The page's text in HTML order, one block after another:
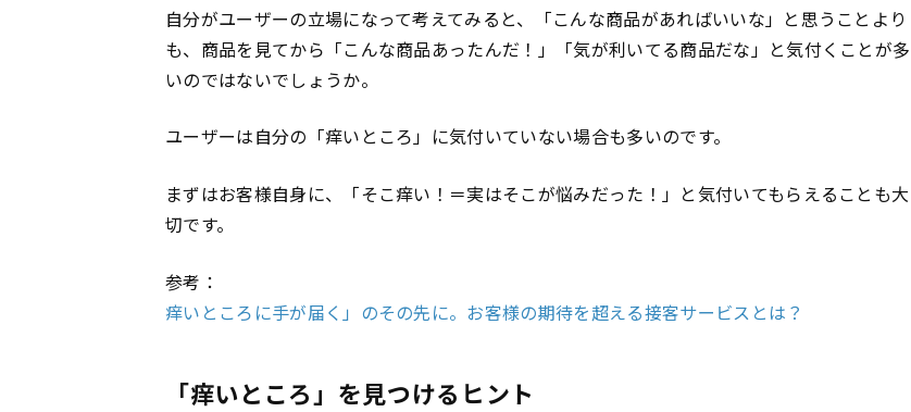
自分がユーザーの立場になって考えてみると、「こんな商品があればいいな」と思うことより
も、商品を見てから「こんな商品あったんだ！」「気が利いてる商品だな」と気付くことが多
いのではないでしょうか。
ユーザーは自分の「痒いところ」に気付いていない場合も多いのです。
まずはお客様自身に、「そこ痒い！＝実はそこが悩みだった！」と気付いてもらえることも大
切です。
参考：
痒いところに手が届く」のその先に。お客様の期待を超える接客サービスとは？
「痒いところ」を見つけるヒント